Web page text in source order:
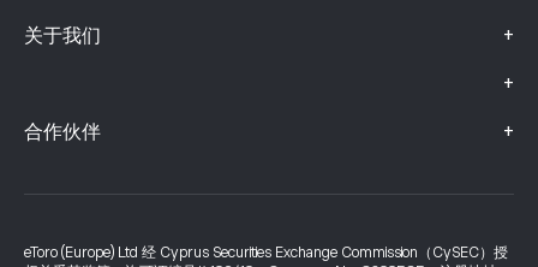
关于我们 +
+
合作伙伴 +
eToro (Europe) Ltd 经 Cyprus Securities Exchange Commission（CySEC）授